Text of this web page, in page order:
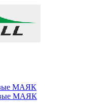
МАЯК
МАЯК